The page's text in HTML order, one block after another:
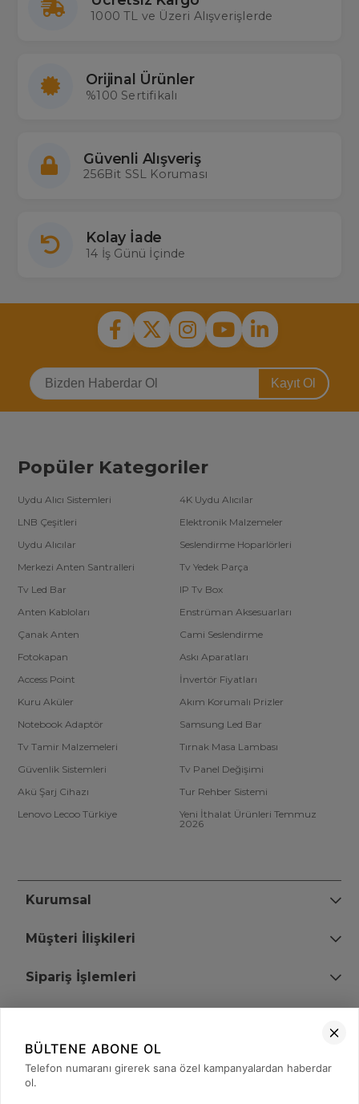
Öğrenebilen akıllı kumandalar
seçenekleriyle televizyon kontrolünüzü daha kolay hale getirin!
1000 TL ve Üzeri Alışverişlerde
Orijinal Ürünler
%100 Sertifikalı
Güvenli Alışveriş
256Bit SSL Koruması
Kolay İade
14 İş Günü İçinde
Kayıt Ol
Popüler Kategoriler
Uydu Alıcı Sistemleri
4K Uydu Alıcılar
LNB Çeşitleri
Elektronik Malzemeler
Uydu Alıcılar
Seslendirme Hoparlörleri
Merkezi Anten Santralleri
Tv Yedek Parça
Tv Led Bar
IP Tv Box
Anten Kabloları
Enstrüman Aksesuarları
Çanak Anten
Cami Seslendirme
Fotokapan
Askı Aparatları
Access Point
İnvertör Fiyatları
Kuru Aküler
Akım Korumalı Prizler
Notebook Adaptör
Samsung Led Bar
Tv Tamir Malzemeleri
Tırnak Masa Lambası
Güvenlik Sistemleri
Tv Panel Değişimi
Akü Şarj Cihazı
Tur Rehber Sistemi
Lenovo Lecoo Türkiye
Yeni İthalat Ürünleri Temmuz
2026
Kurumsal
Müşteri İlişkileri
Sipariş İşlemleri
+90 (850) 473 08 08
BÜLTENE ABONE OL
Telefon numaranı girerek sana özel kampanyalardan haberdar
ol.